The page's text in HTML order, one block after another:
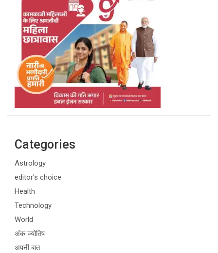
Categories
Astrology
editor's choice
Health
Technology
World
अंक ज्योतिष
अपनी बात